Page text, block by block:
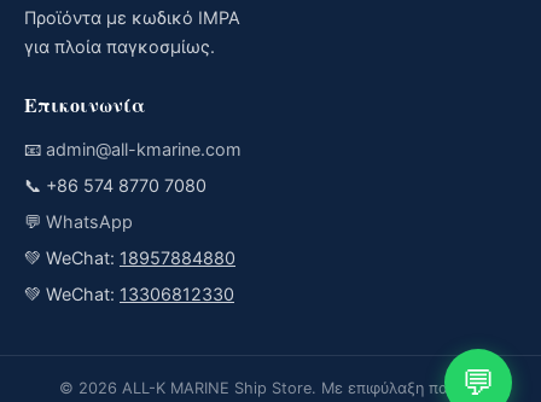
Προϊόντα με κωδικό IMPA
για πλοία παγκοσμίως.
Επικοινωνία
📧 admin@all-kmarine.com
📞 +86 574 8770 7080
💬 WhatsApp
💚 WeChat: 18957884880
💚 WeChat: 13306812330
© 2026 ALL-K MARINE Ship Store. Με επιφύλαξη παντός
💬